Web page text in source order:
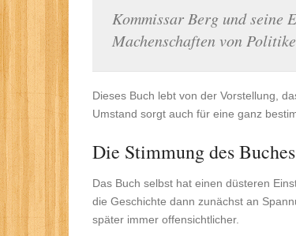
Kommissar Berg und seine
Machenschaften von
Dieses Buch lebt von der Vorstellung,
Umstand sorgt auch für eine ganz
Die Stimmung des Buches
Das Buch selbst hat einen düsteren
die Geschichte dann zunächst an
später immer offensichtlicher.